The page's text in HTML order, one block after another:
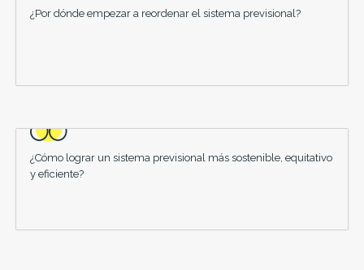
¿Por dónde empezar a reordenar el sistema previsional?
¿Cómo lograr un sistema previsional más sostenible, equitativo
y eficiente?